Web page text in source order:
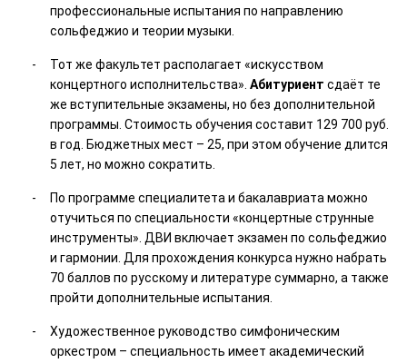
профессиональные испытания по направлению
сольфеджио и теории музыки.
Тот же факультет располагает «искусством
концертного исполнительства». Абитуриент сдаёт те
же вступительные экзамены, но без дополнительной
программы. Стоимость обучения составит 129 700 руб.
в год. Бюджетных мест – 25, при этом обучение длится
5 лет, но можно сократить.
По программе специалитета и бакалавриата можно
отучиться по специальности «концертные струнные
инструменты». ДВИ включает экзамен по сольфеджио
и гармонии. Для прохождения конкурса нужно набрать
70 баллов по русскому и литературе суммарно, а также
пройти дополнительные испытания.
Художественное руководство симфоническим
оркестром – специальность имеет академический